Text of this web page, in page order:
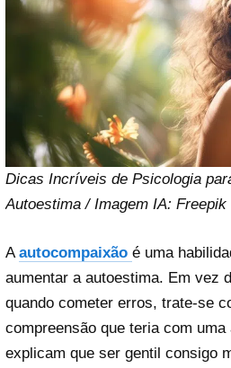
Dicas Incríveis de Psicologia
Autoestima / Imagem IA: Freepik
A autocompaixão é uma
aumentar a autoestima. Em vez
quando cometer erros, trate-se
compreensão que teria com
explicam que ser gentil consigo